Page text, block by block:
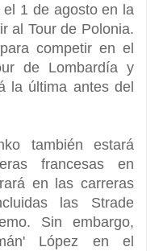
1 de agosto en la
al Tour de Polonia.
competir en el
de Lombardía y
la última antes del
también estará
francesas en
en las carreras
las Strade
Sin embargo,
López en el